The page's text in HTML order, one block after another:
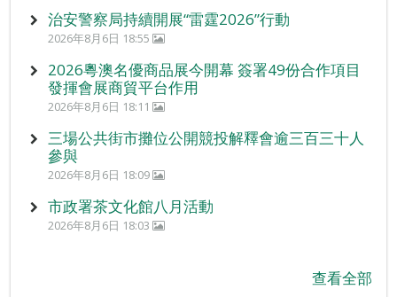
治安警察局持續開展“雷霆2026”行動
2026年8月6日 18:55
2026粵澳名優商品展今開幕 簽署49份合作項目
發揮會展商貿平台作用
2026年8月6日 18:11
三場公共街市攤位公開競投解釋會逾三百三十人
參與
2026年8月6日 18:09
市政署茶文化館八月活動
2026年8月6日 18:03
查看全部